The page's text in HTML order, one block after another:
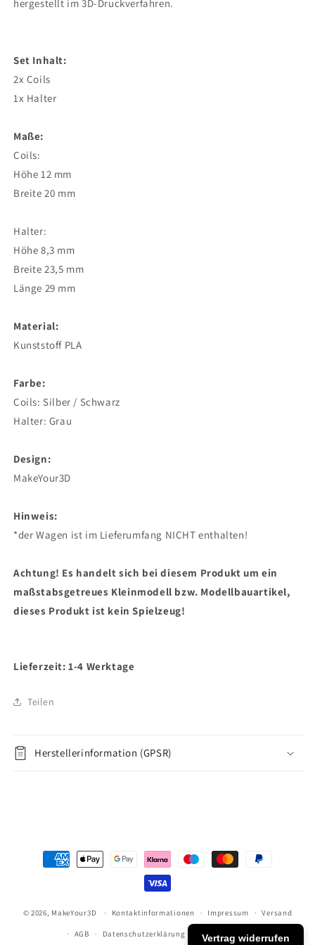
hergestellt im 3D-Druckverfahren.
Set Inhalt:
2x Coils
1x Halter
Maße:
Coils:
Höhe 12 mm
Breite 20 mm
Halter:
Höhe 8,3 mm
Breite 23,5 mm
Länge 29 mm
Material:
Kunststoff PLA
Farbe:
Coils: Silber / Schwarz
Halter: Grau
Design:
MakeYour3D
Hinweis:
*der Wagen ist im Lieferumfang NICHT enthalten!
Achtung! Es handelt sich bei diesem Produkt um ein
maßstabsgetreues Kleinmodell bzw. Modellbauartikel,
dieses Produkt ist kein Spielzeug!
Lieferzeit: 1-4 Werktage
Teilen
Herstellerinformation (GPSR)
Zahlungsmethoden
© 2026, MakeYour3D Kontaktinformationen Impressum Versand
AGB Datenschutzerklärung Widerrufsrecht
Vertrag widerrufen